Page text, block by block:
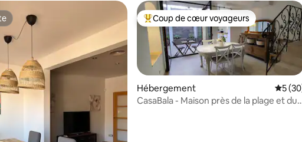
base de 382 commentaires : 4,79 sur 5
Coups de cœur voyageurs les plus
Coup de cœur voyageurs
Hébergement
5
CasaBala - Maison près de la plage et du